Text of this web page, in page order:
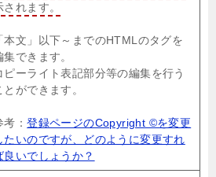
されます。
「本文」以下～までのHTMLのタグを
集できます。
ピーライト表記部分等の編集を行う
とができます。
考：登録ページのCopyright ©を変更
たいのですが、どのように変更すれ
良いでしょうか？